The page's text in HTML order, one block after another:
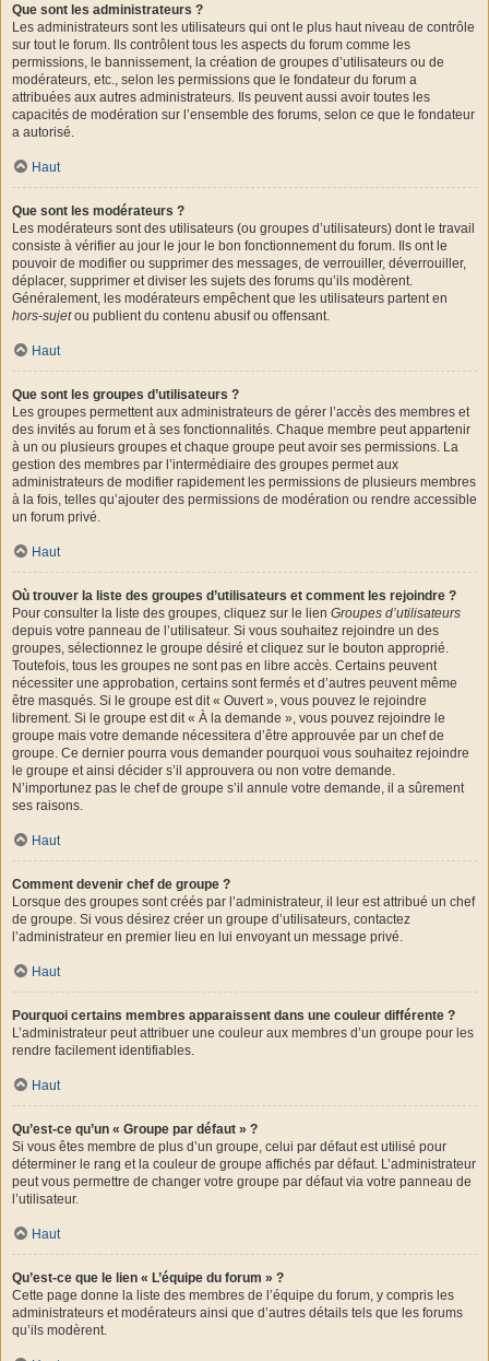
Que sont les administrateurs ?
Les administrateurs sont les utilisateurs qui ont le plus haut niveau de contrôle
sur tout le forum. Ils contrôlent tous les aspects du forum comme les
permissions, le bannissement, la création de groupes d’utilisateurs ou de
modérateurs, etc., selon les permissions que le fondateur du forum a
attribuées aux autres administrateurs. Ils peuvent aussi avoir toutes les
capacités de modération sur l’ensemble des forums, selon ce que le fondateur
a autorisé.
Haut
Que sont les modérateurs ?
Les modérateurs sont des utilisateurs (ou groupes d’utilisateurs) dont le travail
consiste à vérifier au jour le jour le bon fonctionnement du forum. Ils ont le
pouvoir de modifier ou supprimer des messages, de verrouiller, déverrouiller,
déplacer, supprimer et diviser les sujets des forums qu’ils modèrent.
Généralement, les modérateurs empêchent que les utilisateurs partent en
hors-sujetou publient du contenu abusif ou offensant.
Haut
Que sont les groupes d’utilisateurs ?
Les groupes permettent aux administrateurs de gérer l’accès des membres et
des invités au forum et à ses fonctionnalités. Chaque membre peut appartenir
à un ou plusieurs groupes et chaque groupe peut avoir ses permissions. La
gestion des membres par l’intermédiaire des groupes permet aux
administrateurs de modifier rapidement les permissions de plusieurs membres
à la fois, telles qu’ajouter des permissions de modération ou rendre accessible
un forum privé.
Haut
Où trouver la liste des groupes d’utilisateurs et comment les rejoindre ?
Pour consulter la liste des groupes, cliquez sur le lien Groupes d’utilisateurs
depuis votre panneau de l’utilisateur. Si vous souhaitez rejoindre un des
groupes, sélectionnez le groupe désiré et cliquez sur le bouton approprié.
Toutefois, tous les groupes ne sont pas en libre accès. Certains peuvent
nécessiter une approbation, certains sont fermés et d’autres peuvent même
être masqués. Si le groupe est dit « Ouvert », vous pouvez le rejoindre
librement. Si le groupe est dit « À la demande », vous pouvez rejoindre le
groupe mais votre demande nécessitera d’être approuvée par un chef de
groupe. Ce dernier pourra vous demander pourquoi vous souhaitez rejoindre
le groupe et ainsi décider s’il approuvera ou non votre demande.
N’importunez pas le chef de groupe s’il annule votre demande, il a sûrement
ses raisons.
Haut
Comment devenir chef de groupe ?
Lorsque des groupes sont créés par l’administrateur, il leur est attribué un chef
de groupe. Si vous désirez créer un groupe d’utilisateurs, contactez
l’administrateur en premier lieu en lui envoyant un message privé.
Haut
Pourquoi certains membres apparaissent dans une couleur différente ?
L’administrateur peut attribuer une couleur aux membres d’un groupe pour les
rendre facilement identifiables.
Haut
Qu’est-ce qu’un « Groupe par défaut » ?
Si vous êtes membre de plus d’un groupe, celui par défaut est utilisé pour
déterminer le rang et la couleur de groupe affichés par défaut. L’administrateur
peut vous permettre de changer votre groupe par défaut via votre panneau de
l’utilisateur.
Haut
Qu’est-ce que le lien « L’équipe du forum » ?
Cette page donne la liste des membres de l’équipe du forum, y compris les
administrateurs et modérateurs ainsi que d’autres détails tels que les forums
qu’ils modèrent.